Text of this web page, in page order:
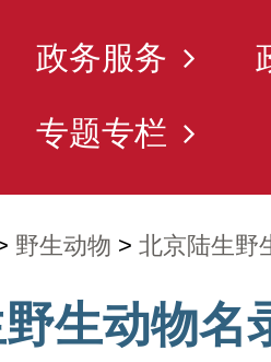
政务服务
专题专栏
野生动物 >北京陆生野
生动物